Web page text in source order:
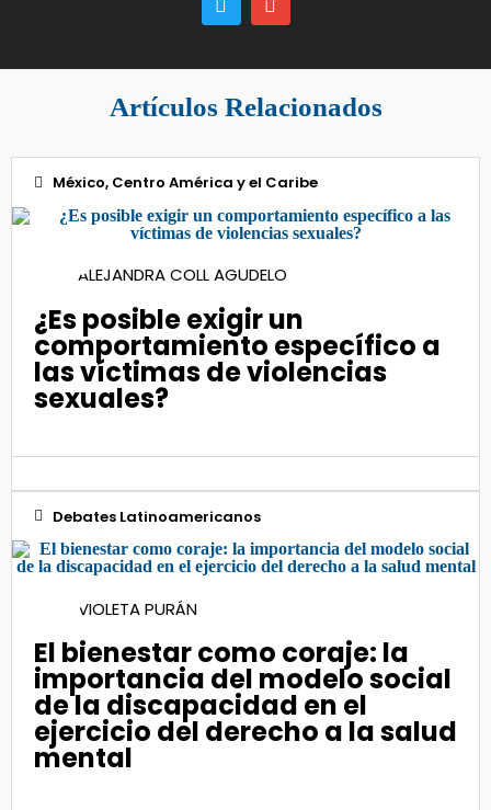
Artículos Relacionados
México, Centro América y el Caribe
29
ALEJANDRA COLL AGUDELO
¿Es posible exigir un
comportamiento específico a
las víctimas de violencias
sexuales?
Debates Latinoamericanos
16VIOLETA PURÁN
El bienestar como coraje: la
importancia del modelo social
de la discapacidad en el
ejercicio del derecho a la salud
mental